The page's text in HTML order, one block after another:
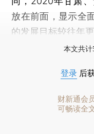
放在前面，显示全
的发展目标较往年
本文共计
登录 后
财新通会
可畅读全